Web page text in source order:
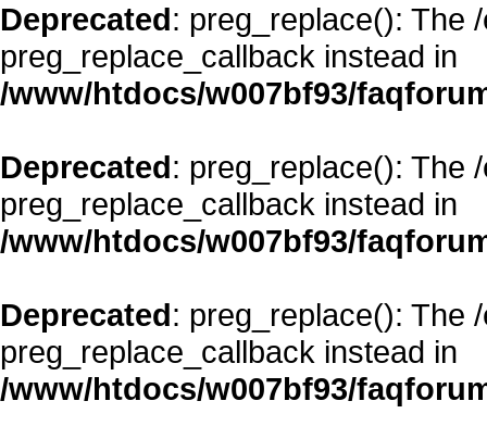
Deprecated: preg_replace(): The
preg_replace_callback instead in
/www/htdocs/w007bf93/
Deprecated: preg_replace(): The
preg_replace_callback instead in
/www/htdocs/w007bf93/
Deprecated: preg_replace(): The
preg_replace_callback instead in
/www/htdocs/w007bf93/